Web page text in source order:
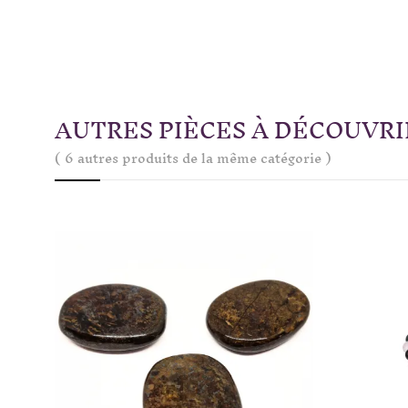
AUTRES PIÈCES À
( 6 autres produits de la même catégorie )